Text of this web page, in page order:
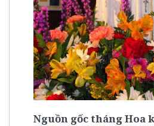
Nguồn gốc tháng Hoa